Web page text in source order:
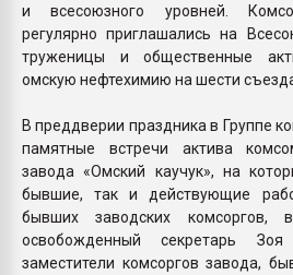
и всесоюзного уровней.
регулярно приглашались на
труженицы и общественные
омскую нефтехимию на шести
В преддверии праздника в Группе
памятные встречи актива
завода «Омский каучук», на
бывшие, так и действующие
бывших заводских
освобожденный секретарь
заместители комсоргов завода,